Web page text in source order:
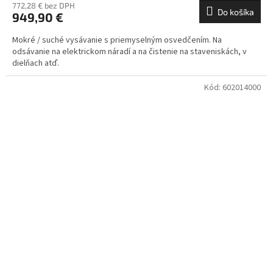
772,28 € bez DPH
949,90 € Do košíka
Mokré / suché vysávanie s priemyselným osvedčením. Na
odsávanie na elektrickom náradí a na čistenie na staveniskách, v
dielňach atď.
Kód: 602014000